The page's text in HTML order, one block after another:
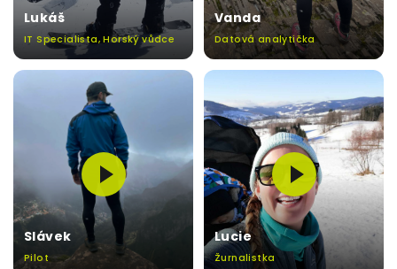
Lukáš
IT Specialista, Horský vůdce
Vanda
Datová analytička
Slávek
Pilot
Lucie
Žurnalistka